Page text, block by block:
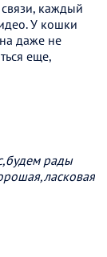
каждый
У кошки
даже не
еще,
рады